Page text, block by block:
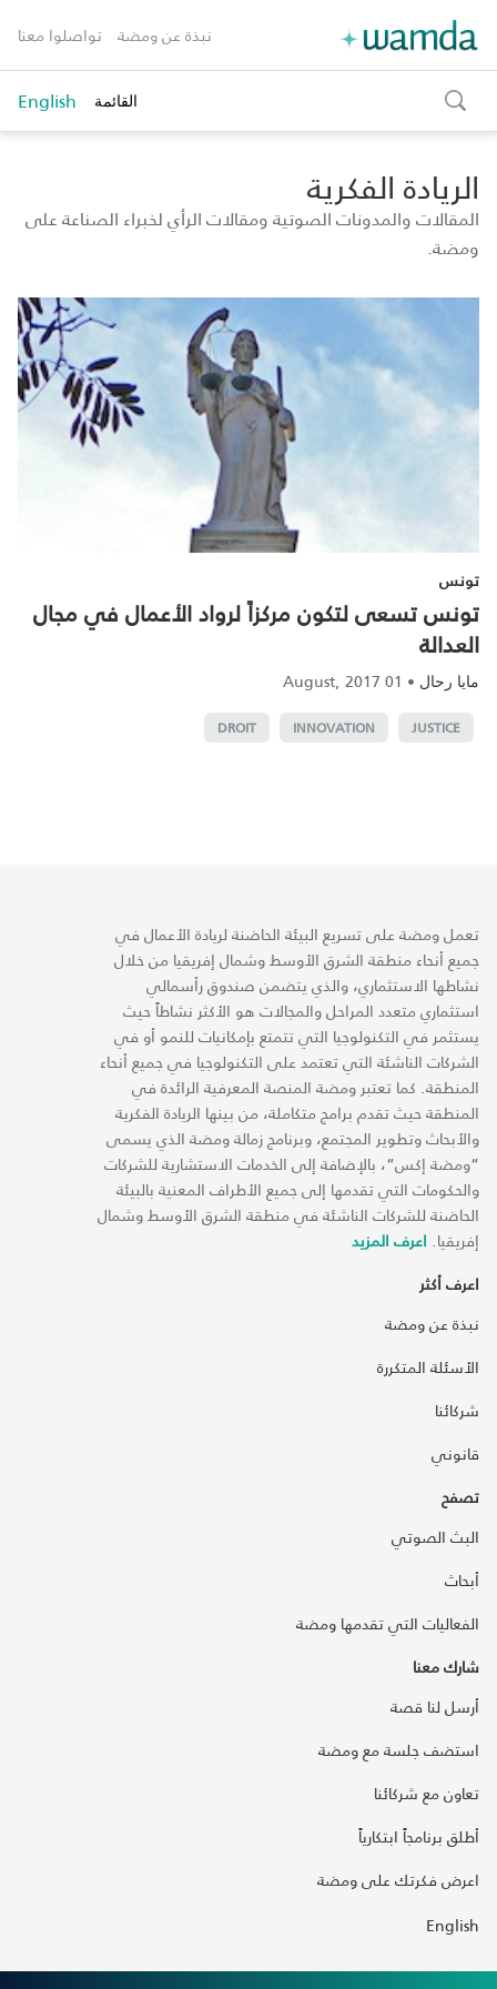
نبذة عن ومضة تواصلوا معنا
toggle
search
القائمة English
الريادة الفكرية
المقالات والمدونات الصوتية ومقالات الرأي لخبراء الصناعة على
ومضة.
تونس
تونس تسعى لتكون مركزاً لرواد الأعمال في مجال
العدالة
مايا رحال •
01 August, 2017
JUSTICE
INNOVATION
DROIT
تعمل ومضة على تسريع البيئة الحاضنة لريادة الأعمال في
جميع أنحاء منطقة الشرق الأوسط وشمال إفريقيا من خلال
نشاطها الاستثماري، والذي يتضمن صندوق رأسمالي
استثماري متعدد المراحل والمجالات هو الأكثر نشاطاً حيث
يستثمر في التكنولوجيا التي تتمتع بإمكانيات للنمو أو في
الشركات الناشئة التي تعتمد على التكنولوجيا في جميع أنحاء
المنطقة. كما تعتبر ومضة المنصة المعرفية الرائدة في
المنطقة حيث تقدم برامج متكاملة، من بينها الريادة الفكرية
والأبحاث وتطوير المجتمع، وبرنامج زمالة ومضة الذي يسمى
“ومضة إكس“، بالإضافة إلى الخدمات الاستشارية للشركات
والحكومات التي تقدمها إلى جميع الأطراف المعنية بالبيئة
الحاضنة للشركات الناشئة في منطقة الشرق الأوسط وشمال
إفريقيا. اعرف المزيد
اعرف أكثر
نبذة عن ومضة
الأسئلة المتكررة
شركائنا
قانوني
تصفح
البث الصوتي
أبحاث
الفعاليات التي تقدمها ومضة
شارك معنا
أرسل لنا قصة
استضف جلسة مع ومضة
تعاون مع شركائنا
أطلق برنامجاً ابتكارياً
اعرض فكرتك على ومضة
English